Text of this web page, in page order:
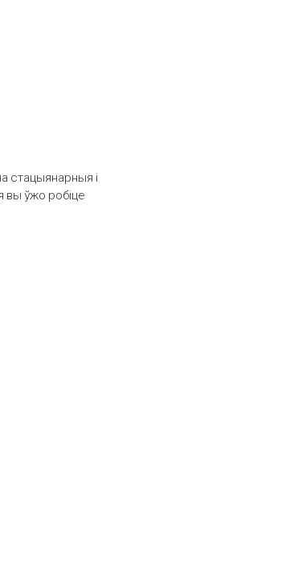
стацыянарныя і
вы ўжо робіце